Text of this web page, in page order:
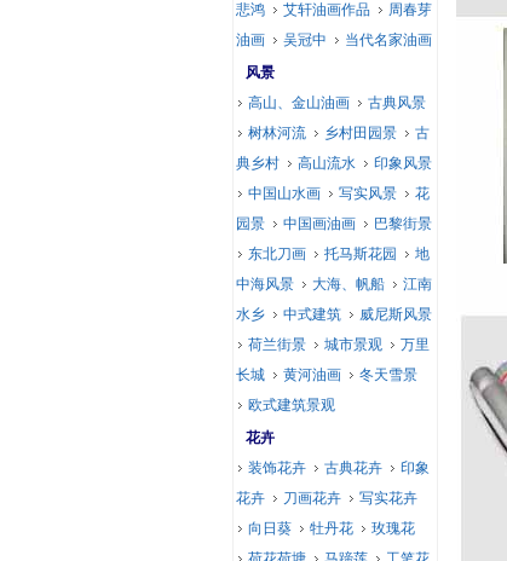
悲鸿
艾轩油画作品
周春芽
油画
吴冠中
当代名家油画
风景
高山、金山油画
古典风景
树林河流
乡村田园景
古
典乡村
高山流水
印象风景
中国山水画
写实风景
花
园景
中国画油画
巴黎街景
东北刀画
托马斯花园
地
中海风景
大海、帆船
江南
水乡
中式建筑
威尼斯风景
荷兰街景
城市景观
万里
长城
黄河油画
冬天雪景
欧式建筑景观
花卉
装饰花卉
古典花卉
印象
花卉
刀画花卉
写实花卉
向日葵
牡丹花
玫瑰花